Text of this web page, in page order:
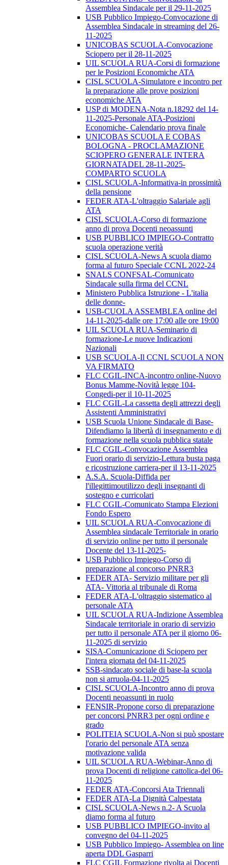
Assemblea Sindacale per il 29-11-2025
USB Pubblico Impiego-Convocazione di
Assemblea Sindacale in streaming del 26-
11-2025
UNICOBAS SCUOLA-Convocazione
Sciopero per il 28-11-2025
UIL SCUOLA RUA-Corsi di formazione
per le Posizioni Economiche ATA
CISL SCUOLA-Simulatore e incontro per
la preparazione alle prove posizioni
economiche ATA
USP di MODENA-Nota n.18292 del 14-
11-2025-Personale ATA-Posizioni
Economiche- Calendario prova finale
UNICOBAS SCUOLA E COBAS
BOLOGNA - PROCLAMAZIONE
SCIOPERO GENERALE INTERA
GIORNATADEL 28-11-2025-
COMPARTO SCUOLA
CISL SCUOLA-Informativa-in prossimità
della pensione
FEDER ATA-L'oltraggio Salariale agli
ATA
CISL SCUOLA-Corso di formazione
anno di prova Docenti neoassunti
USB PUBBLICO IMPIEGO-Contratto
scuola operazione verità
CISL SCUOLA-News A scuola diamo
forma al futuro Speciale CCNL 2022-24
SNALS CONFSAL-Comunicato
Sindacale sulla firma del CCNL
Ministero Pubblica Istruzione - L'italia
delle donne-
USB-CUOLA ASSEMBLEA online del
14-11-2025-dalle ore 17:00 alle ore 19:00
UIL SCUOLA RUA-Seminario di
formazione-Le nuove Indicazioni
Nazionali
USB SCUOLA-Il CCNL SCUOLA NON
VA FIRMATO
FLC CGIL-INCA-incontro online-Nuovo
Bonus Mamme-Novità legge 104-
Congedi-per il 10-11-2025
FLC CGIL-La cassetta degli attrezzi degli
Assistenti Amministrativi
USB Scuola Unione Sindacale di Base-
Difendiamo la libertà di insegnamento e di
formazione nella scuola pubblica statale
FLC CGIL-Convocazione Assemblea
Fuori orario di servizio-Lettura busta paga
e ricostruzione carriera-per il 13-11-2025
A.S.A. Scuola-Diffida per
l'illegittimoutilizzo degli insegnanti di
sostegno e curricolari
FLC CGIL-Comunicato Stampa Elezioni
Fondo Espero
UIL SCUOLA RUA-Convocazione di
Assemblea sindacale Territoriale in orario
di servizio online per tutto il personale
Docente del 13-11-2025-
USB Pubblico Impiego-Corso di
preparazione al concorso PNRR3
FEDER ATA- Servizio militare per gli
ATA- Vittoria al tribunale di Roma
FEDER ATA-L'oltraggio sistematico al
personale ATA
UIL SCUOLA RUA-Indizione Assemblea
Sindacale territoriale in orario di servizio
per tutto il personale ATA per il giorno 06-
11-2025 di servizio
SISA-Comunicazione di Sciopero per
l'intera giornata del 04-11-2025
SSB-sindacato sociale di base-la scuola
non si arruola-04-11-2025
CISL SCUOLA-Incontro anno di prova
Docenti neoassunti in ruolo
FENSIR-Propone corso di preparazione
per concorsi PNRR3 per ogni ordine e
grado
POLITEIA SCUOLA-Non si può spostare
l'orario del personale ATA senza
motivazione valida
UIL SCUOLA RUA-Webinar-Anno di
prova Docenti di religione cattolica-del 06-
11-2025
FEDER ATA-Concorsi Ata Triennali
FEDER ATA-La Dignità Calpestata
CISL SCUOLA-News n.2- A Scuola
diamo forma al futuro
USB PUBBLICO IMPIEGO-invito al
convegno del 04-11-2025
USB Pubblico Impiego- Assemblea on line
aperta DDL Gasparri
FLC CGIL Formazione rivolta ai Docenti